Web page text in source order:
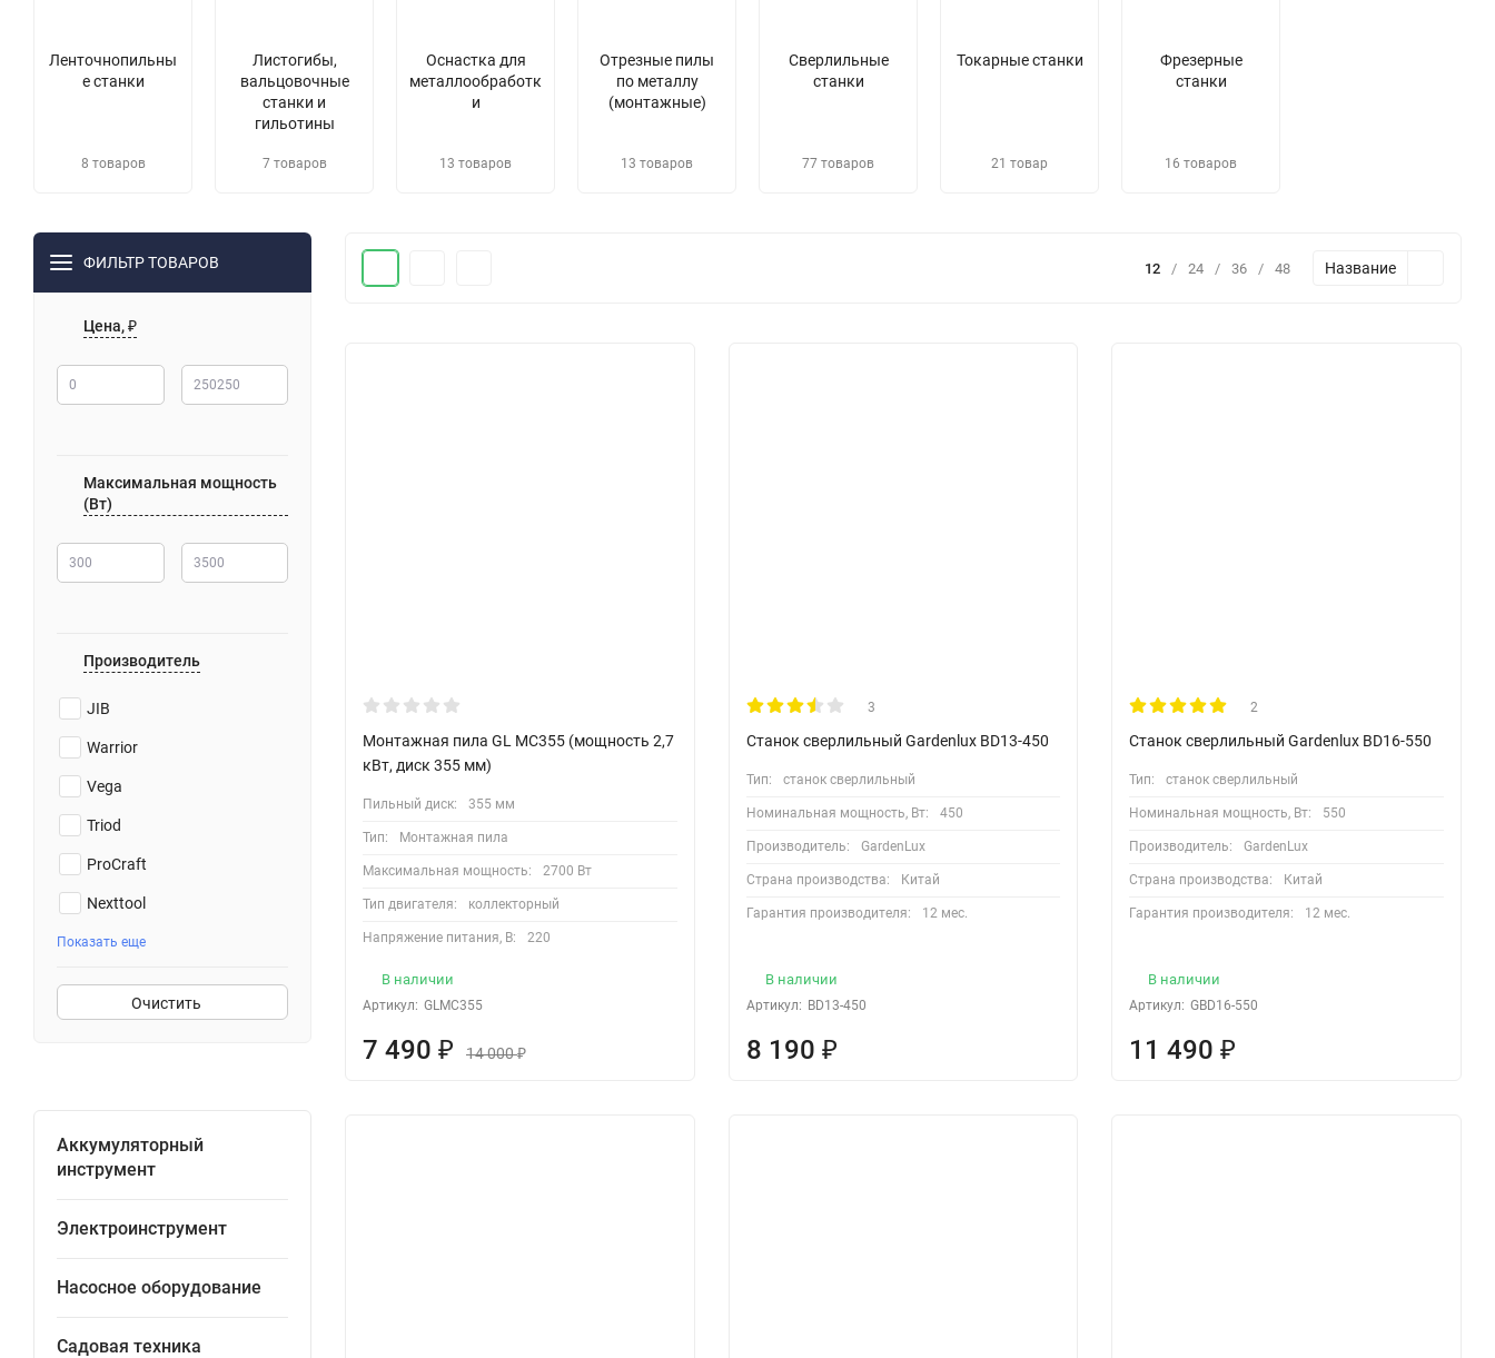
Ленточнопильны
е станки
8 товаров
Листогибы,
вальцовочные
станки и
гильотины
7 товаров
Оснастка для
металлообработк
и
13 товаров
Отрезные пилы
по металлу
(монтажные)
13 товаров
Сверлильные
станки
77 товаров
Токарные станки
21 товар
Фрезерные
станки
16 товаров
ФИЛЬТР ТОВАРОВ
Цена, ₽
Максимальная мощность
(Вт)
Производитель
JIB
Warrior
Vega
Triod
ProCraft
Nexttool
Показать еще
Очистить
Аккумуляторный
инструмент
Электроинструмент
Насосное оборудование
Садовая техника
12 / 24 / 36 / 48 Название
Монтажная пила GL МC355 (мощность 2,7
кВт, диск 355 мм)
Пильный диск: 355 мм
Тип: Монтажная пила
Максимальная мощность: 2700 Вт
Тип двигателя: коллекторный
Напряжение питания, В: 220
В наличии
Артикул: GLМC355
7 490 ₽ 14 000₽
3
Станок сверлильный Gardenlux BD13-450
Тип: станок сверлильный
Номинальная мощность, Вт: 450
Производитель: GardenLux
Страна производства: Китай
Гарантия производителя: 12 мес.
В наличии
Артикул: BD13-450
8 190 ₽
2
Станок сверлильный Gardenlux BD16-550
Тип: станок сверлильный
Номинальная мощность, Вт: 550
Производитель: GardenLux
Страна производства: Китай
Гарантия производителя: 12 мес.
В наличии
Артикул: GBD16-550
11 490₽